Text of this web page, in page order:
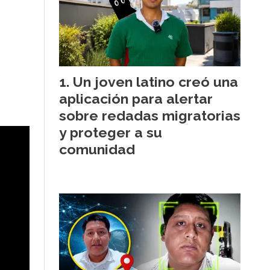
Un joven latino creó una
aplicación para alertar
sobre redadas migratorias
y proteger a su
comunidad